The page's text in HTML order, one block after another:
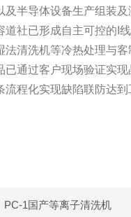
及半导体设备生产组装
道社已形成自主可控的I
法清洗机等冷热处理与
已通过客户现场验证实
流程化实现缺陷联防达到
PC-1国产等离子清洗机